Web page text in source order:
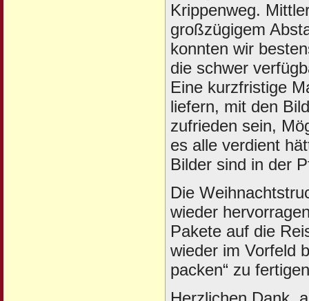
Krippenweg.
großzügigem
konnten wir
die schwer
Eine kurzfristige
liefern, mit den
zufrieden sein,
es alle verdient
Bilder sind in der
Die
wieder
Pakete auf die
wieder im Vorfeld
packen“ zu